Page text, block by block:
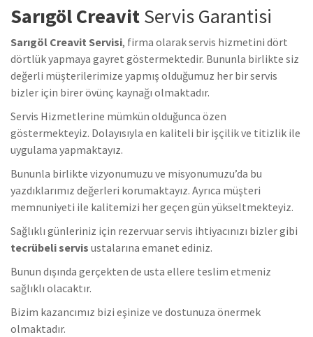
Sarıgöl CreavitServis Garantisi
Sarıgöl Creavit Servisi, firma olarak servis hizmetini dört
dörtlük yapmaya gayret göstermektedir. Bununla birlikte siz
değerli müşterilerimize yapmış olduğumuz her bir servis
bizler için birer övünç kaynağı olmaktadır.
Servis Hizmetlerine mümkün olduğunca özen
göstermekteyiz. Dolayısıyla en kaliteli bir işçilik ve titizlik ile
uygulama yapmaktayız.
Bununla birlikte vizyonumuzu ve misyonumuzu’da bu
yazdıklarımız değerleri korumaktayız. Ayrıca müşteri
memnuniyeti ile kalitemizi her geçen gün yükseltmekteyiz.
Sağlıklı günleriniz için rezervuar servis ihtiyacınızı bizler gibi
tecrübeli servis ustalarına emanet ediniz.
Bunun dışında gerçekten de usta ellere teslim etmeniz
sağlıklı olacaktır.
Bizim kazancımız bizi eşinize ve dostunuza önermek
olmaktadır.